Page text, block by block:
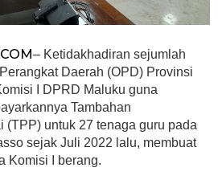
– Ketidakhadiran sejumlah
Daerah (OPD) Provinsi
I DPRD Maluku guna
Tambahan
(TPP) untuk 27 tenaga guru pada
sejak Juli 2022 lalu, membuat
Komisi I berang.